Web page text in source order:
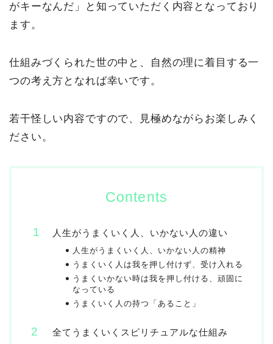
がキーなんだ」と知っていただく内容となっており
ます。
仕組みづくられた世の中と、自然の理に着目する一
つの考え方となれば幸いです。
若干怪しい内容ですので、見極めながらお楽しみく
ださい。
Contents
人生がうまくいく人、いかない人の違い
人生がうまくいく人、いかない人の精神
うまくいく人は我を押し付けず、受け入れる
うまくいかない時は我を押し付ける、頑固に
なっている
うまくいく人の持つ「あること」
全てうまくいくスピリチュアルな仕組み